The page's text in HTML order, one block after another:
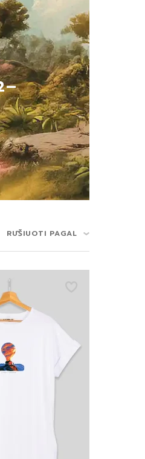
RŪŠIUOTI PAGAL
tvarka
nuolaidos